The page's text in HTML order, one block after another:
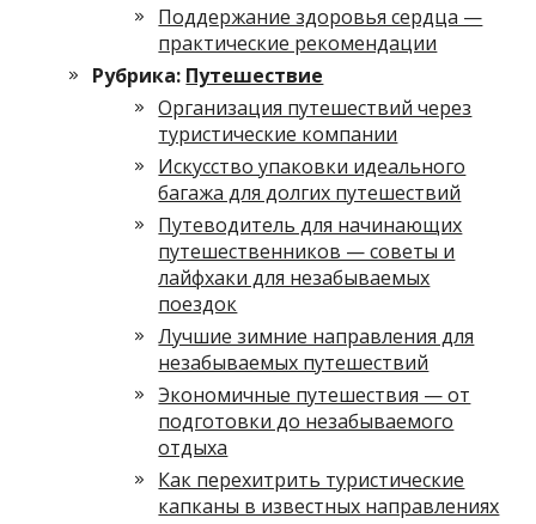
Поддержание здоровья сердца —
практические рекомендации
Рубрика: Путешествие
Организация путешествий через
туристические компании
Искусство упаковки идеального
багажа для долгих путешествий
Путеводитель для начинающих
путешественников — советы и
лайфхаки для незабываемых
поездок
Лучшие зимние направления для
незабываемых путешествий
Экономичные путешествия — от
подготовки до незабываемого
отдыха
Как перехитрить туристические
капканы в известных направлениях